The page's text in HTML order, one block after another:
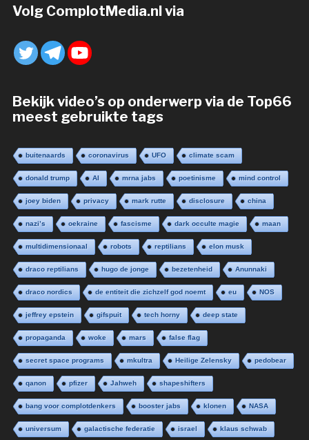
Volg ComplotMedia.nl via
Bekijk video’s op onderwerp via de Top66
meest gebruikte tags
buitenaards coronavirus UFO climate scam
donald trump AI mrna jabs poetinisme mind control
joey biden privacy mark rutte disclosure china
nazi’s oekraine fascisme dark occulte magie maan
multidimensionaal robots reptilians elon musk
draco reptilians hugo de jonge bezetenheid Anunnaki
draco nordics de entiteit die zichzelf god noemt eu NOS
jeffrey epstein gifspuit tech horny deep state
propaganda woke mars false flag
secret space programs mkultra Heilige Zelensky pedobear
qanon pfizer Jahweh shapeshifters
bang voor complotdenkers booster jabs klonen NASA
universum galactische federatie israel klaus schwab